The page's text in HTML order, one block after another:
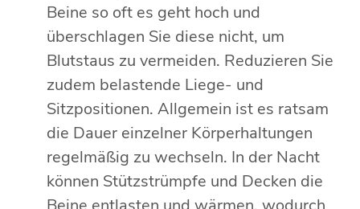
Beine so oft es geht hoch und
überschlagen Sie diese nicht, um
Blutstaus zu vermeiden. Reduzieren Sie
zudem belastende Liege- und
Sitzpositionen. Allgemein ist es ratsam
die Dauer einzelner Körperhaltungen
regelmäßig zu wechseln. In der Nacht
können Stützstrümpfe und Decken die